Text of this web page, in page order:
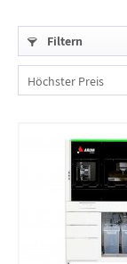
Filtern